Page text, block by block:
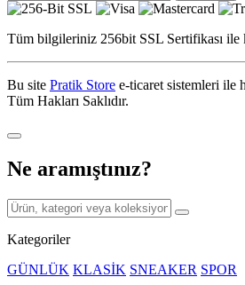
Tüm bilgileriniz 256bit SSL Sertifikası ile
Bu site Pratik Store e-ticaret sistemleri ile
Tüm Hakları Saklıdır.
Ne aramıştınız?
Kategoriler
GÜNLÜK KLASİK SNEAKER SPOR